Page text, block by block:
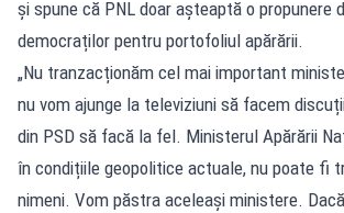
și spune că PNL doar așteaptă o propunere
democraților pentru portofoliul apărării.
„Nu tranzacționăm cel mai important
nu vom ajunge la televiziuni să facem
din PSD să facă la fel. Ministerul Apărării
în condițiile geopolitice actuale, nu poate fi
nimeni. Vom păstra aceleași ministere.